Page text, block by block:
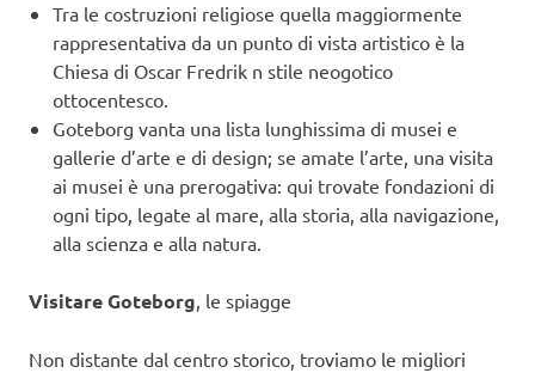
Tra le costruzioni religiose quella maggiormente
rappresentativa da un punto di vista artistico è la
Chiesa di Oscar Fredrik n stile neogotico
ottocentesco.
Goteborg vanta una lista lunghissima di musei e
gallerie d’arte e di design; se amate l’arte, una visita
ai musei è una prerogativa: qui trovate fondazioni di
ogni tipo, legate al mare, alla storia, alla navigazione,
alla scienza e alla natura.
Visitare Goteborg, le spiagge
Non distante dal centro storico, troviamo le migliori